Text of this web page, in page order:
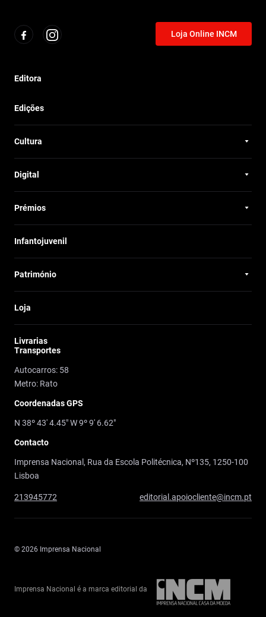
Loja Online INCM
Editora
Edições
Cultura
Digital
Prémios
Infantojuvenil
Património
Loja
Livrarias
Transportes
Autocarros: 58
Metro: Rato
Coordenadas GPS
N 38º 43' 4.45" W 9º 9' 6.62"
Contacto
Imprensa Nacional, Rua da Escola Politécnica, Nº135, 1250-100
Lisboa
213945772 editorial.apoiocliente@incm.pt
© 2026 Imprensa Nacional
Imprensa Nacional é a marca editorial da